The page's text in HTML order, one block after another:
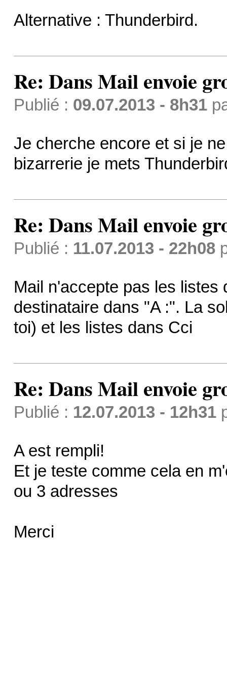
Alternative : Thunderbird.
Re: Dans Mail envoie
Publié : 09.07.2013 - 8h31
Je cherche encore et si je
bizarrerie je mets
Re: Dans Mail envoie
Publié : 11.07.2013 - 22h08
Mail n'accepte pas les listes
destinataire dans "A :". La
toi) et les listes dans Cci
Re: Dans Mail envoie
Publié : 12.07.2013 - 12h31
A est rempli!
Et je teste comme cela en
ou 3 adresses
Merci